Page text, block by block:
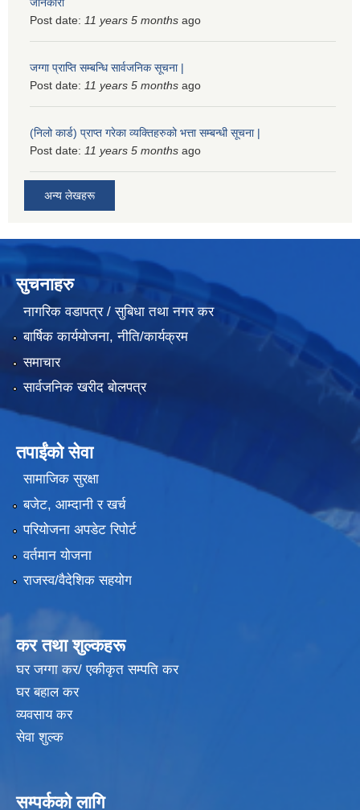
Post date: 11 years 5 months ago
जग्गा प्राप्ति सम्बन्धि सार्वजनिक सूचना |
Post date: 11 years 5 months ago
(निलो कार्ड) प्राप्त गरेका व्यक्तिहरुको भत्ता सम्बन्धी सूचना |
Post date: 11 years 5 months ago
अन्य लेखहरू
सुचनाहरु
नागरिक वडापत्र / सुबिधा तथा नगर कर
बार्षिक कार्ययोजना, नीति/कार्यक्रम
समाचार
सार्वजनिक खरीद बोलपत्र
तपाईंको सेवा
सामाजिक सुरक्षा
बजेट, आम्दानी र खर्च
परियोजना अपडेट रिपोर्ट
वर्तमान योजना
राजस्व/वैदेशिक सहयोग
कर तथा शुल्कहरू
घर जग्गा कर/ एकीकृत सम्पति कर
घर बहाल कर
व्यवसाय कर
सेवा शुल्क
सम्पर्कको लागि